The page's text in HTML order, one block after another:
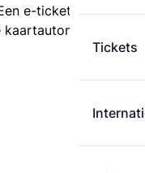
Tickets
e-ticket is altijd